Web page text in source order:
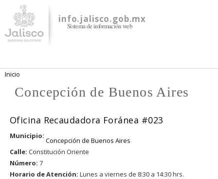
contenido
principal
info.jalisco.gob.mx
Sistema de información web
Se encuentra usted aquí
Inicio
Concepción de Buenos Aires
Oficina Recaudadora Foránea #023
Municipio:
Concepción de Buenos Aires
Calle: Constitución Oriente
Número: 7
Horario de Atención: Lunes a viernes de 8:30 a 14:30 hrs.